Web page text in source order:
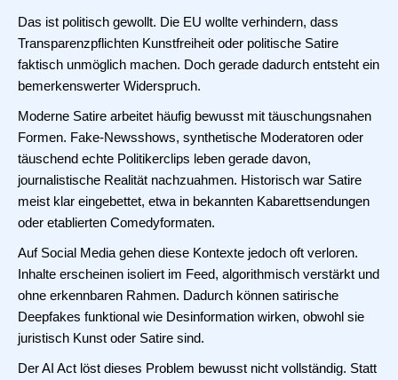
Das ist politisch gewollt. Die EU wollte verhindern, dass
Transparenzpflichten Kunstfreiheit oder politische Satire
faktisch unmöglich machen. Doch gerade dadurch entsteht ein
bemerkenswerter Widerspruch.
Moderne Satire arbeitet häufig bewusst mit täuschungsnahen
Formen. Fake-Newsshows, synthetische Moderatoren oder
täuschend echte Politikerclips leben gerade davon,
journalistische Realität nachzuahmen. Historisch war Satire
meist klar eingebettet, etwa in bekannten Kabarettsendungen
oder etablierten Comedyformaten.
Auf Social Media gehen diese Kontexte jedoch oft verloren.
Inhalte erscheinen isoliert im Feed, algorithmisch verstärkt und
ohne erkennbaren Rahmen. Dadurch können satirische
Deepfakes funktional wie Desinformation wirken, obwohl sie
juristisch Kunst oder Satire sind.
Der AI Act löst dieses Problem bewusst nicht vollständig. Statt